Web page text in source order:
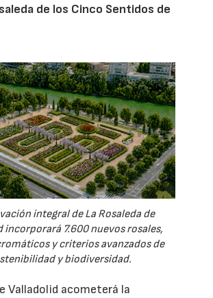
de los Cinco Sentidos de
integral de La Rosaleda de
incorporará 7.600 nuevos rosales,
y criterios avanzados de
y biodiversidad.
Valladolid acometerá la